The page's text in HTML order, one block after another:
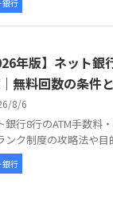
銀行
年版】ネット
無料回数の条件
8/6
銀行8行のATM手数料
ンク制度の攻略法や目
銀行